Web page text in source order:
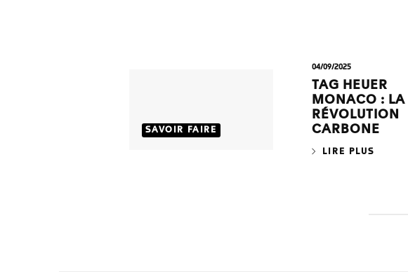
04/09/2025
TAG HEUER
MONACO : LA
RÉVOLUTION
CARBONE
LIRE PLUS
SAVOIR FAIRE